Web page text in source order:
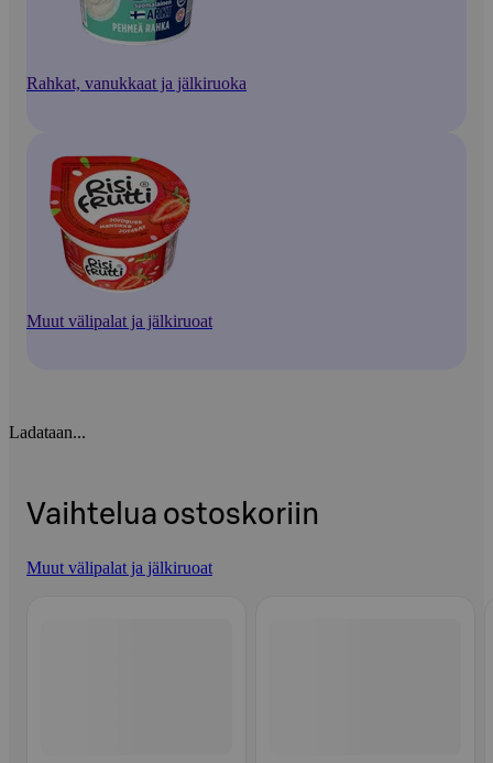
Rahkat, vanukkaat ja jälkiruoka
Muut välipalat ja jälkiruoat
Ladataan...
Vaihtelua ostoskoriin
Muut välipalat ja jälkiruoat